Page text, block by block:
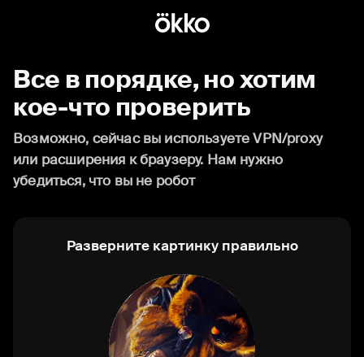
Все в порядке, но хотим
кое-что проверить
Возможно, сейчас вы используете VPN/proxy
или расширения к браузеру. Нам нужно
убедиться, что вы не робот
Разверните картинку правильно